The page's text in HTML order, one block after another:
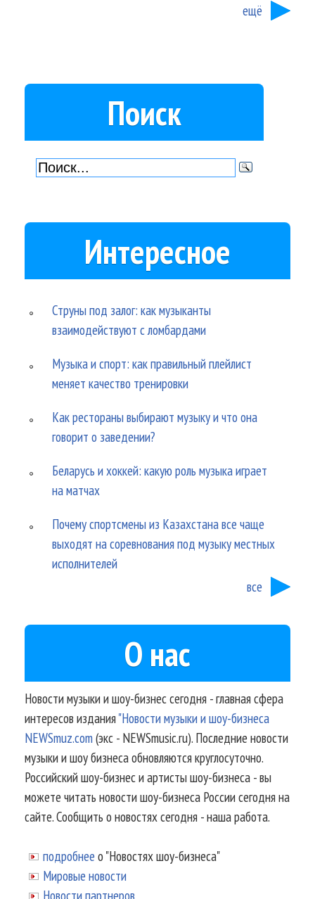
ещё
Поиск
Интересное
Струны под залог: как музыканты
взаимодействуют с ломбардами
Музыка и спорт: как правильный плейлист
меняет качество тренировки
Как рестораны выбирают музыку и что она
говорит о заведении?
Беларусь и хоккей: какую роль музыка играет
на матчах
Почему спортсмены из Казахстана все чаще
выходят на соревнования под музыку местных
исполнителей
все
О нас
Новости музыки и шоу-бизнес сегодня - главная сфера
интересов издания"Новости музыки и шоу-бизнеса
NEWSmuz.com(экс - NEWSmusic.ru). Последние новости
музыки и шоу бизнеса обновляются круглосуточно.
Российский шоу-бизнес и артисты шоу-бизнеса - вы
можете читать новости шоу-бизнеса России сегодня на
сайте. Сообщить о новостях сегодня - наша работа.
подробнее о "Новостях шоу-бизнеса"
Мировые новости
Новости партнеров